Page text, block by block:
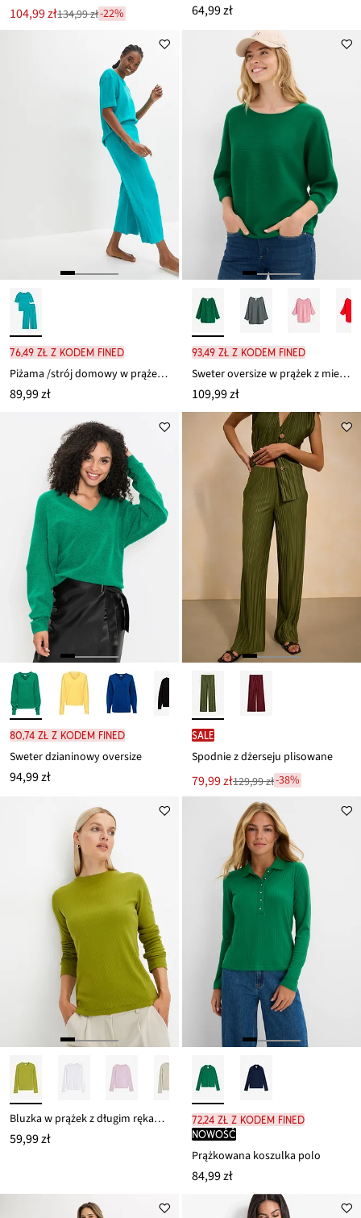
Nowa
cena
104,99 zł
Przeceniono134,99 zł-22% 64,99 zł
76,49 zł z kodem FINED
Piżama /strój domowy w prążek, ze spodniami typu culotte
89,99 zł
93,49 zł z kodem FINED
Sweter oversize w prążek z mieszanki wiskozy
109,99 zł
80,74 zł z kodem FINED
Sweter dzianinowy oversize
94,99 zł
SALE
Spodnie z dżerseju plisowane
Nowa
cena
79,99 zł
Przeceniono
129,99 zł
129,99 zł-38%
Bluzka w prążek z długim rękawem, z czystej bawełny
59,99 zł
72,24 zł z kodem FINED
nowość
Prążkowana koszulka polo
84,99 zł